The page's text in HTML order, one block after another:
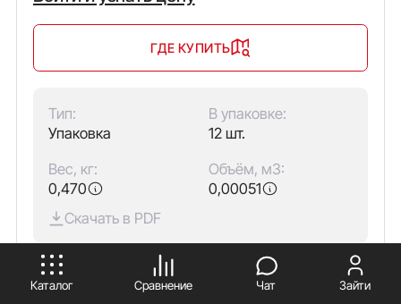
ГДЕ КУПИТЬ
Тип:
Упаковка
В упаковке:
12 шт.
Вес, кг:
0,470
Объём, м3:
0,00051
Скачать в PDF
Количество полюсов:
Тип изделия:
Изолятор шинный типа "бочонок"
Каталог Сравнение Чат Зайти
ПРИНИМАЮ